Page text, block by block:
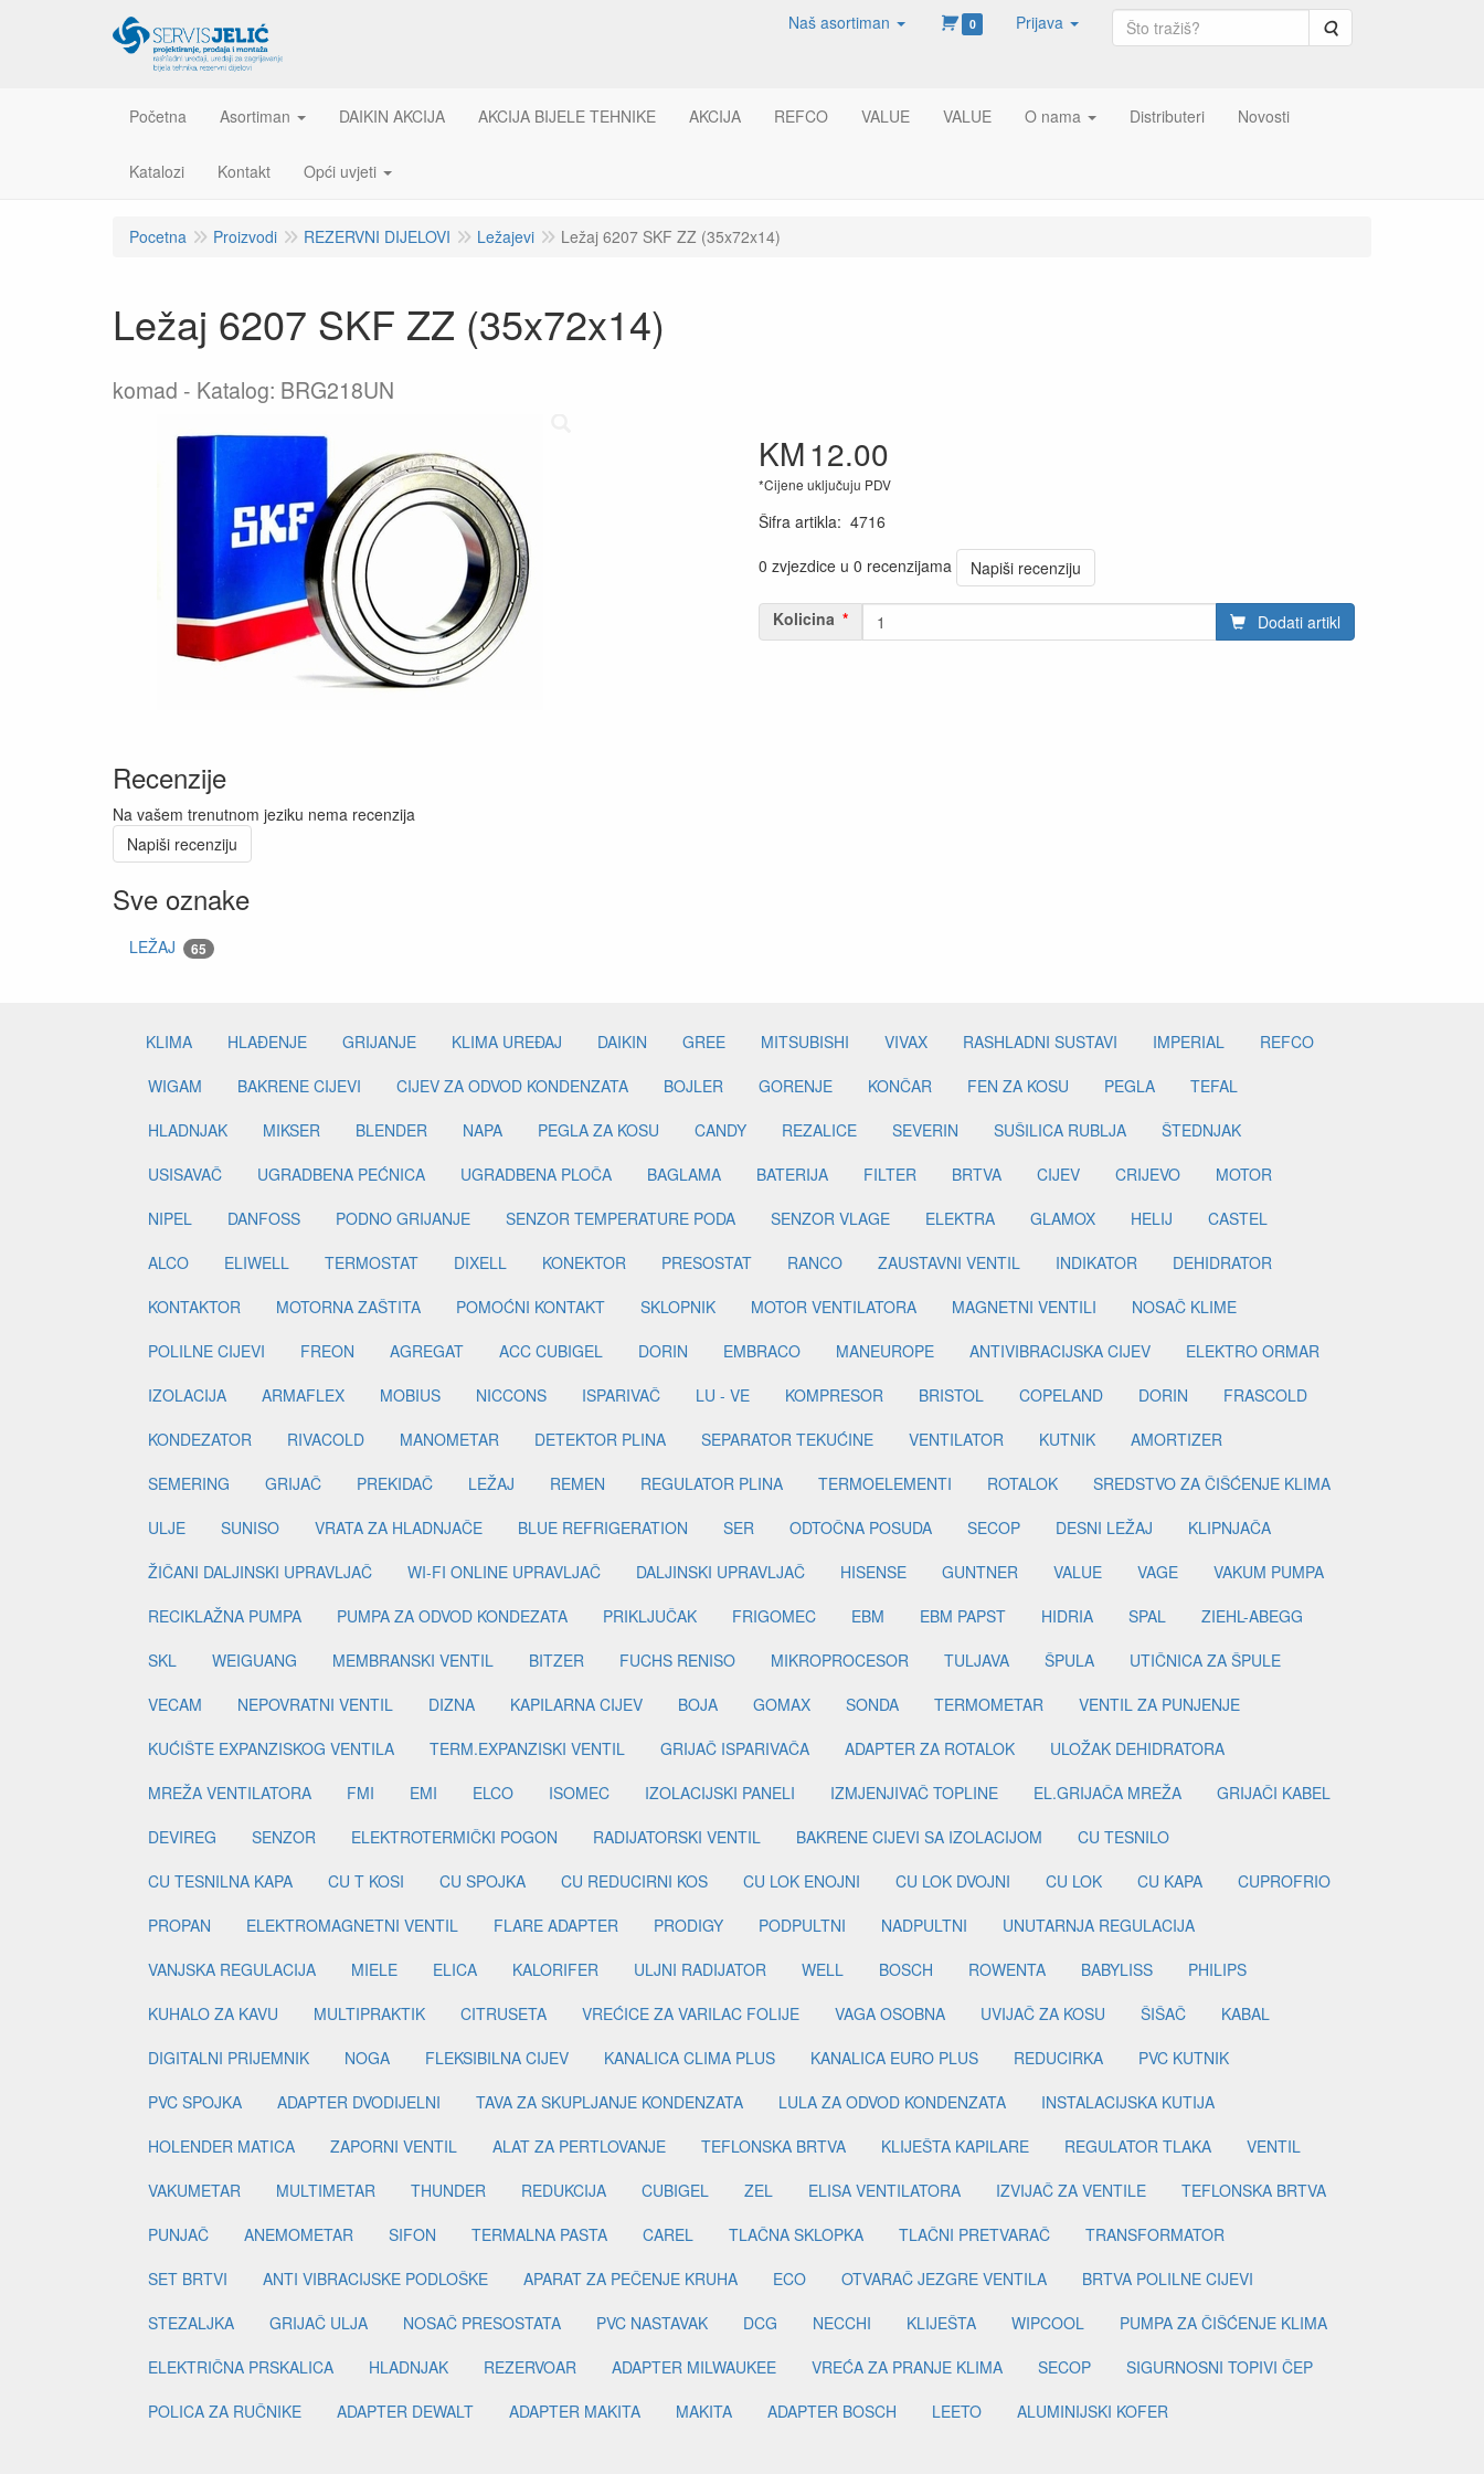
Naš asortiman 0 Prijava Pretraga
Početna Asortiman DAIKIN AKCIJA AKCIJA BIJELE TEHNIKE AKCIJA REFCO VALUE VALUE O nama Distributeri Novosti
Katalozi Kontakt Opći uvjeti
Pocetna Proizvodi REZERVNI DIJELOVI Ležajevi Ležaj 6207 SKF ZZ (35x72x14)
Ležaj 6207 SKF ZZ (35x72x14)
komad Katalog: BRG218UN
KM12.00
*Cijene uključuju PDV
Šifra artikla: 4716
0 zvjezdice u 0 recenzijama
Napiši recenziju
Kolicina Dodati artikl
Recenzije
Na vašem trenutnom jeziku nema recenzija
Napiši recenziju
Sve oznake
LEŽAJ 65
KLIMA HLAĐENJE GRIJANJE KLIMA UREĐAJ DAIKIN GREE MITSUBISHI VIVAX RASHLADNI SUSTAVI IMPERIAL
REFCO
WIGAM
BAKRENE CIJEVI CIJEV ZA ODVOD KONDENZATA BOJLER GORENJE KONČAR FEN ZA KOSU PEGLA
TEFAL
HLADNJAK
MIKSER BLENDER NAPA PEGLA ZA KOSU CANDY REZALICE SEVERIN SUŠILICA RUBLJA
ŠTEDNJAK
USISAVAČ
UGRADBENA PEĆNICA UGRADBENA PLOČA BAGLAMA BATERIJA FILTER BRTVA CIJEV CRIJEVO
MOTOR
NIPEL
DANFOSS PODNO GRIJANJE SENZOR TEMPERATURE PODA SENZOR VLAGE ELEKTRA GLAMOX HELIJ
CASTEL
ALCO
ELIWELL TERMOSTAT DIXELL KONEKTOR PRESOSTAT RANCO ZAUSTAVNI VENTIL INDIKATOR
DEHIDRATOR
KONTAKTOR
MOTORNA ZAŠTITA POMOĆNI KONTAKT SKLOPNIK MOTOR VENTILATORA MAGNETNI VENTILI
NOSAČ KLIME
POLILNE CIJEVI
FREON AGREGAT ACC CUBIGEL DORIN EMBRACO MANEUROPE ANTIVIBRACIJSKA CIJEV
ELEKTRO ORMAR
IZOLACIJA
ARMAFLEX MOBIUS NICCONS ISPARIVAČ LU - VE KOMPRESOR BRISTOL COPELAND DORIN
FRASCOLD
KONDEZATOR
RIVACOLD MANOMETAR DETEKTOR PLINA SEPARATOR TEKUĆINE VENTILATOR KUTNIK
AMORTIZER
SEMERING
GRIJAČ PREKIDAČ LEŽAJ REMEN REGULATOR PLINA TERMOELEMENTI ROTALOK
SREDSTVO ZA ČIŠĆENJE KLIMA
ULJE
SUNISO VRATA ZA HLADNJAČE BLUE REFRIGERATION SER ODTOČNA POSUDA SECOP DESNI LEŽAJ
KLIPNJAČA
ŽIČANI DALJINSKI UPRAVLJAČ
WI-FI ONLINE UPRAVLJAČ DALJINSKI UPRAVLJAČ HISENSE GUNTNER VALUE VAGE
VAKUM PUMPA
RECIKLAŽNA PUMPA
PUMPA ZA ODVOD KONDEZATA PRIKLJUČAK FRIGOMEC EBM EBM PAPST HIDRIA SPAL
ZIEHL-ABEGG
SKL
WEIGUANG MEMBRANSKI VENTIL BITZER FUCHS RENISO MIKROPROCESOR TULJAVA ŠPULA
UTIČNICA ZA ŠPULE
VECAM
NEPOVRATNI VENTIL DIZNA KAPILARNA CIJEV BOJA GOMAX SONDA TERMOMETAR
VENTIL ZA PUNJENJE
KUĆIŠTE EXPANZISKOG VENTILA
TERM.EXPANZISKI VENTIL GRIJAČ ISPARIVAČA ADAPTER ZA ROTALOK
ULOŽAK DEHIDRATORA
MREŽA VENTILATORA
FMI EMI ELCO ISOMEC IZOLACIJSKI PANELI IZMJENJIVAČ TOPLINE EL.GRIJAČA MREŽA
GRIJAČI KABEL
DEVIREG
SENZOR ELEKTROTERMIČKI POGON RADIJATORSKI VENTIL BAKRENE CIJEVI SA IZOLACIJOM
CU TESNILO
CU TESNILNA KAPA
CU T KOSI CU SPOJKA CU REDUCIRNI KOS CU LOK ENOJNI CU LOK DVOJNI CU LOK CU KAPA
CUPROFRIO
PROPAN
ELEKTROMAGNETNI VENTIL FLARE ADAPTER PRODIGY PODPULTNI NADPULTNI
UNUTARNJA REGULACIJA
VANJSKA REGULACIJA
MIELE ELICA KALORIFER ULJNI RADIJATOR WELL BOSCH ROWENTA BABYLISS
PHILIPS
KUHALO ZA KAVU
MULTIPRAKTIK CITRUSETA VREĆICE ZA VARILAC FOLIJE VAGA OSOBNA UVIJAČ ZA KOSU ŠIŠAČ
KABAL
DIGITALNI PRIJEMNIK
NOGA FLEKSIBILNA CIJEV KANALICA CLIMA PLUS KANALICA EURO PLUS REDUCIRKA
PVC KUTNIK
PVC SPOJKA
ADAPTER DVODIJELNI TAVA ZA SKUPLJANJE KONDENZATA LULA ZA ODVOD KONDENZATA
INSTALACIJSKA KUTIJA
HOLENDER MATICA
ZAPORNI VENTIL ALAT ZA PERTLOVANJE TEFLONSKA BRTVA KLIJEŠTA KAPILARE REGULATOR TLAKA
VENTIL
VAKUMETAR
MULTIMETAR THUNDER REDUKCIJA CUBIGEL ZEL ELISA VENTILATORA IZVIJAČ ZA VENTILE
TEFLONSKA BRTVA
PUNJAČ
ANEMOMETAR SIFON TERMALNA PASTA CAREL TLAČNA SKLOPKA TLAČNI PRETVARAČ
TRANSFORMATOR
SET BRTVI
ANTI VIBRACIJSKE PODLOŠKE APARAT ZA PEČENJE KRUHA ECO OTVARAČ JEZGRE VENTILA
BRTVA POLILNE CIJEVI
STEZALJKA
GRIJAČ ULJA NOSAČ PRESOSTATA PVC NASTAVAK DCG NECCHI KLIJEŠTA WIPCOOL
PUMPA ZA ČIŠĆENJE KLIMA
ELEKTRIČNA PRSKALICA
HLADNJAK REZERVOAR ADAPTER MILWAUKEE VREĆA ZA PRANJE KLIMA SECOP
SIGURNOSNI TOPIVI ČEP
POLICA ZA RUČNIKE
ADAPTER DEWALT ADAPTER MAKITA MAKITA ADAPTER BOSCH LEETO ALUMINIJSKI KOFER